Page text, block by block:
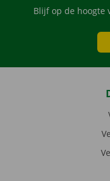
Blijf op de hoogte